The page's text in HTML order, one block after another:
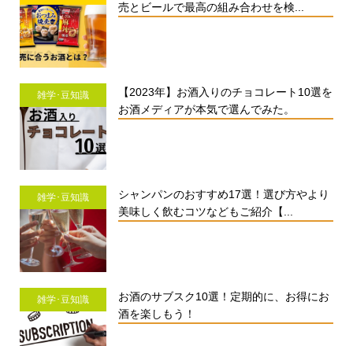
売とビールで最高の組み合わせを検...
雑学･豆知識
【2023年】お酒入りのチョコレート10選を
お酒メディアが本気で選んでみた。
雑学･豆知識
シャンパンのおすすめ17選！選び方やより
美味しく飲むコツなどもご紹介【...
雑学･豆知識
お酒のサブスク10選！定期的に、お得にお
酒を楽しもう！